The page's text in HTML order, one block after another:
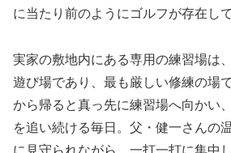
に当たり前のようにゴルフが存在し
実家の敷地内にある専用の練習場は
遊び場であり、最も厳しい修練の場
から帰ると真っ先に練習場へ向かい
を追い続ける毎日。父・健一さんの